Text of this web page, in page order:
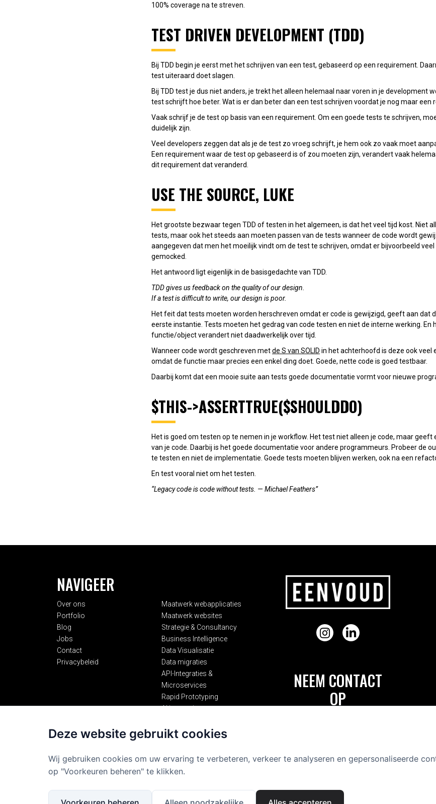
100% coverage na te streven.
TEST DRIVEN DEVELOPMENT (TDD)
Bij TDD begin je eerst met het schrijven van een test, gebaseerd op een requirement.
test uiteraard doet slagen.
Bij TDD test je dus niet anders, je trekt het alleen helemaal naar voren in je development
test schrijft hoe beter. Wat is er dan beter dan een test schrijven voordat je nog maar een
Vaak schrijf je de test op basis van een requirement. Om een goede tests te schrijven,
duidelijk zijn.
Veel developers zeggen dat als je de test zo vroeg schrijft, je hem ook zo vaak moet
Een requirement waar de test op gebaseerd is of zou moeten zijn, verandert vaak
dit requirement dat veranderd.
USE THE SOURCE, LUKE
Het grootste bezwaar tegen TDD of testen in het algemeen, is dat het veel tijd kost. Niet
tests, maar ook het steeds aan moeten passen van de tests wanneer de code wordt
aangegeven dat men het moeilijk vindt om de test te schrijven, omdat er bijvoorbeeld
gemocked.
Het antwoord ligt eigenlijk in de basisgedachte van TDD.
TDD gives us feedback on the quality of our design.
If a test is difficult to write, our design is poor.
Het feit dat tests moeten worden herschreven omdat er code is gewijzigd, geeft aan dat
eerste instantie. Tests moeten het gedrag van code testen en niet de interne werking. En
functie/object verandert niet daadwerkelijk over tijd.
Wanneer code wordt geschreven metde S van SOLID in het achterhoofd is deze ook veel
omdat de functie maar precies een enkel ding doet. Goede, nette code is goed testbaar.
Daarbij komt dat een mooie suite aan tests goede documentatie vormt voor nieuwe
$THIS->ASSERTTRUE($SHOULDDO)
Het is goed om testen op te nemen in je workflow. Het test niet alleen je code, maar geeft
van je code. Daarbij is het goede documentatie voor andere programmeurs. Probeer de
te testen en niet de implementatie. Goede tests moeten blijven werken, ook na een
En test vooral niet om het testen.
“Legacy code is code without tests. — Michael Feathers”
NAVIGEER
Over ons
Portfolio
Blog
Jobs
Contact
Privacybeleid
Maatwerk webapplicaties
Maatwerk websites
Strategie & Consultancy
Business Intelligence
Data Visualisatie
Data migraties
API-Integraties &
Microservices
Rapid Prototyping
AI integraties
ADRES
InstagramLinkedIn
NEEM CONTACT
OP
info@eenvoud.nl
Deze website gebruikt cookies
Wij gebruiken cookies om uw ervaring te verbeteren, verkeer te analyseren en gepersonaliseerde
op "Voorkeuren beheren" te klikken.